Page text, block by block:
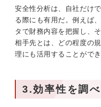
安全性分析は、自社だけ
る際にも有用だ。例えば
タで財務内容を把握し、
相手先とは、どの程度の
理にも活用することができ
3.効率性を調